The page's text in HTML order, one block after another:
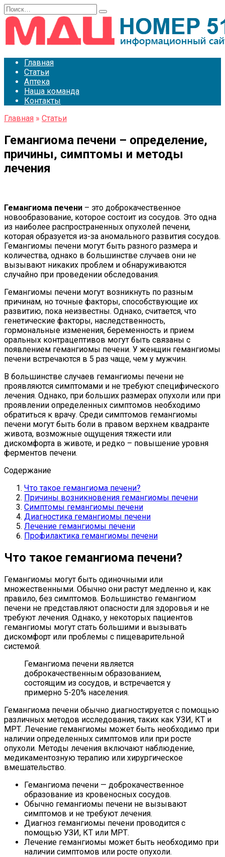
Перейти
к
содержанию
Search
for:
Главная
Статьи
Аптека
Наша команда
Контакты
Главная » Статьи
Гемангиома печени – определение,
причины, симптомы и методы
лечения
Гемангиома печени – это доброкачественное
новообразование, которое состоит из сосудов. Это одна
из наиболее распространенных опухолей печени,
которая образуется из-за аномального развития сосудов.
Гемангиомы печени могут быть разного размера и
количества, однако в большинстве случаев они не
вызывают никаких проблем и обнаруживаются
случайно при проведении обследования.
Гемангиомы печени могут возникнуть по разным
причинам, но точные факторы, способствующие их
развитию, пока неизвестны. Однако, считается, что
генетические факторы, наследственность,
гормональные изменения, беременность и прием
оральных контрацептивов могут быть связаны с
появлением гемангиомы печени. У женщин гемангиомы
печени встречаются в 5 раз чаще, чем у мужчин.
В большинстве случаев гемангиомы печени не
проявляются симптомами и не требуют специфического
лечения. Однако, при больших размерах опухоли или при
проявлении определенных симптомов необходимо
обратиться к врачу. Среди симптомов гемангиомы
печени могут быть боли в правом верхнем квадранте
живота, возможные ощущения тяжести или
дискомфорта в животе, и редко – повышение уровня
ферментов печени.
Содержание
Что такое гемангиома печени?
Причины возникновения гемангиомы печени
Симптомы гемангиомы печени
Диагностика гемангиомы печени
Лечение гемангиомы печени
Профилактика гемангиомы печени
Что такое гемангиома печени?
Гемангиомы могут быть одиночными или
множественными. Обычно они растут медленно и, как
правило, без симптомов. Большинство гемангиом
печени не представляют опасности для здоровья и не
требуют лечения. Однако, у некоторых пациентов
гемангиомы могут стать большими и вызывать
дискомфорт или проблемы с пищеварительной
системой.
Гемангиома печени является
доброкачественным образованием,
состоящим из сосудов, и встречается у
примерно 5-20% населения.
Гемангиома печени обычно диагностируется с помощью
различных методов исследования, таких как УЗИ, КТ и
МРТ. Лечение гемангиомы может быть необходимо при
наличии определенных симптомов или при росте
опухоли. Методы лечения включают наблюдение,
медикаментозную терапию или хирургическое
вмешательство.
Гемангиома печени — доброкачественное
образование из кровеносных сосудов.
Обычно гемангиомы печени не вызывают
симптомов и не требуют лечения.
Диагноз гемангиомы печени проводится с
помощью УЗИ, КТ или МРТ.
Лечение гемангиомы может быть необходимо при
наличии симптомов или росте опухоли.